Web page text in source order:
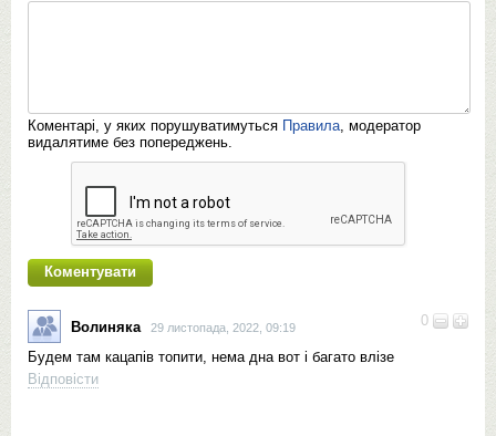
Коментарі, у яких порушуватимуться Правила, модератор
видалятиме без попереджень.
0
Волиняка 29 листопада, 2022, 09:19
Будем там кацапів топити, нема дна вот і багато влізе
Відповісти